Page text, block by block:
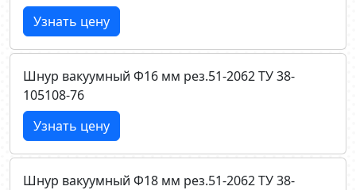
Узнать цену
Шнур вакуумный Ф16 мм рез.51-2062 ТУ 38-
105108-76
Узнать цену
Шнур вакуумный Ф18 мм рез.51-2062 ТУ 38-